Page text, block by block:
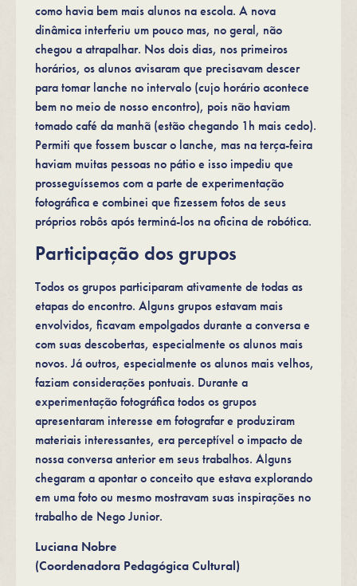
como havia bem mais alunos na escola. A nova
dinâmica interferiu um pouco mas, no geral, não
chegou a atrapalhar. Nos dois dias, nos primeiros
horários, os alunos avisaram que precisavam descer
para tomar lanche no intervalo (cujo horário acontece
bem no meio de nosso encontro), pois não haviam
tomado café da manhã (estão chegando 1h mais cedo).
Permiti que fossem buscar o lanche, mas na terça-feira
haviam muitas pessoas no pátio e isso impediu que
prosseguíssemos com a parte de experimentação
fotográfica e combinei que fizessem fotos de seus
próprios robôs após terminá-los na oficina de robótica.
Participação dos grupos
Todos os grupos participaram ativamente de todas as
etapas do encontro. Alguns grupos estavam mais
envolvidos, ficavam empolgados durante a conversa e
com suas descobertas, especialmente os alunos mais
novos. Já outros, especialmente os alunos mais velhos,
faziam considerações pontuais. Durante a
experimentação fotográfica todos os grupos
apresentaram interesse em fotografar e produziram
materiais interessantes, era perceptível o impacto de
nossa conversa anterior em seus trabalhos. Alguns
chegaram a apontar o conceito que estava explorando
em uma foto ou mesmo mostravam suas inspirações no
trabalho de Nego Junior.
Luciana Nobre
(Coordenadora Pedagógica Cultural)